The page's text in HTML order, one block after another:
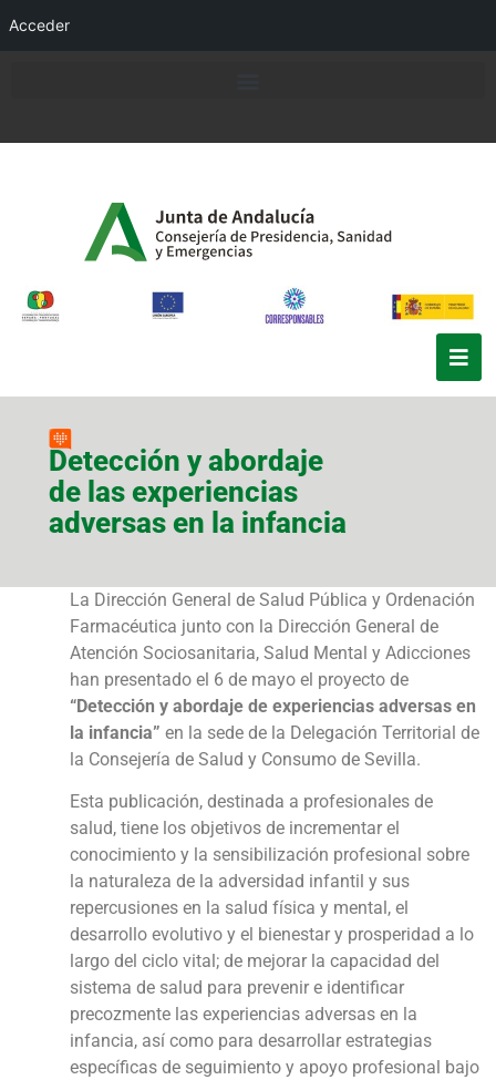
Acceder
Detección y abordaje
de las experiencias
adversas en la infancia
La Dirección General de Salud Pública y Ordenación
Farmacéutica junto con la Dirección General de
Atención Sociosanitaria, Salud Mental y Adicciones
han presentado el 6 de mayo el proyecto de
“Detección y abordaje de experiencias adversas en
la infancia” en la sede de la Delegación Territorial de
la Consejería de Salud y Consumo de Sevilla.
Esta publicación, destinada a profesionales de
salud, tiene los objetivos de incrementar el
conocimiento y la sensibilización profesional sobre
la naturaleza de la adversidad infantil y sus
repercusiones en la salud física y mental, el
desarrollo evolutivo y el bienestar y prosperidad a lo
largo del ciclo vital; de mejorar la capacidad del
sistema de salud para prevenir e identificar
precozmente las experiencias adversas en la
infancia, así como para desarrollar estrategias
específicas de seguimiento y apoyo profesional bajo